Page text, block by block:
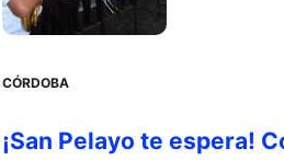
CÓRDOBA
¡San Pelayo te espera!